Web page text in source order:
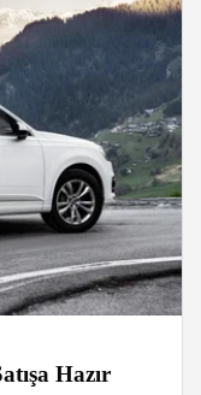
Hazır